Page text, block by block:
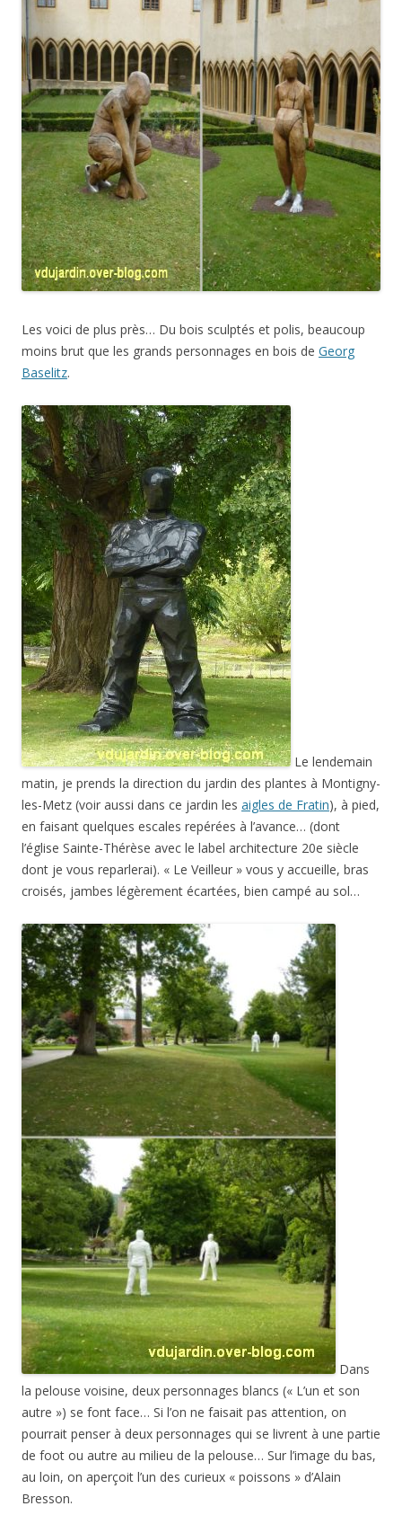
Les voici de plus près… Du bois sculptés et polis, beaucoup
moins brut que les grands personnages en bois de Georg
Baselitz.
Le lendemain
matin, je prends la direction du jardin des plantes à Montigny-
les-Metz (voir aussi dans ce jardin les aigles de Fratin), à pied,
en faisant quelques escales repérées à l’avance… (dont
l’église Sainte-Thérèse avec le label architecture 20e siècle
dont je vous reparlerai). « Le Veilleur » vous y accueille, bras
croisés, jambes légèrement écartées, bien campé au sol…
Dans
la pelouse voisine, deux personnages blancs (« L’un et son
autre ») se font face… Si l’on ne faisait pas attention, on
pourrait penser à deux personnages qui se livrent à une partie
de foot ou autre au milieu de la pelouse… Sur l’image du bas,
au loin, on aperçoit l’un des curieux « poissons » d’Alain
Bresson.